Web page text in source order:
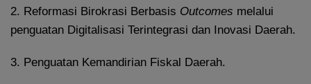
2. Reformasi Birokrasi Berbasis Outcomes melalui
penguatan Digitalisasi Terintegrasi dan Inovasi Daerah.
3. Penguatan Kemandirian Fiskal Daerah.